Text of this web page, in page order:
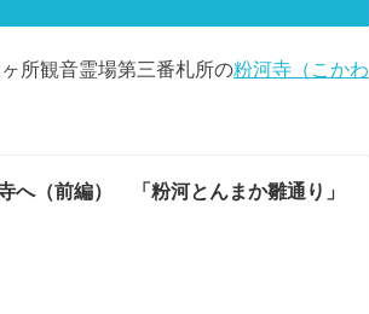
所観音霊場第三番札所の粉河寺（こかわ
へ（前編） 「粉河とんまか雛通り」